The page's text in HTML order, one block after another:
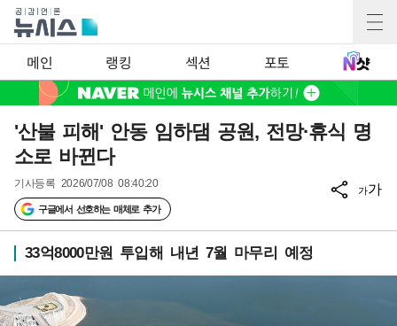
메인 랭킹 섹션 포토
'산불 피해' 안동 임하댐 공원, 전망·휴식 명
소로 바뀐다
기사등록 2026/07/08 08:40:20
구글에서 선호하는 매체로 추가
가가
33억8000만원 투입해 내년 7월 마무리 예정